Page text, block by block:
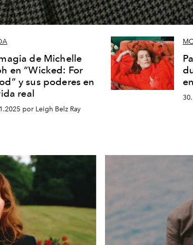
de Michelle
en “Wicked: For
y sus poderes en
real
por Leigh Belz Ray